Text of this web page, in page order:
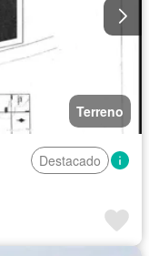
Terreno
Destacado